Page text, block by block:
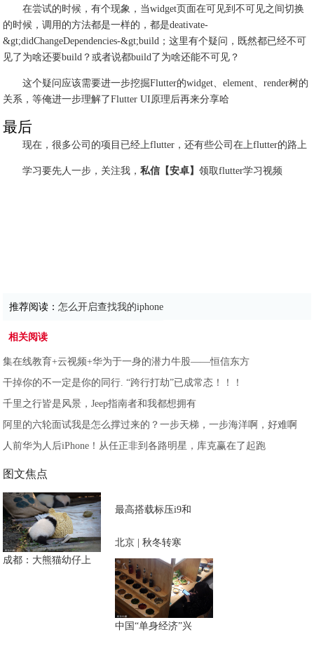
在尝试的时候，有个现象，当widget页面在可见到不可见之间切换
的时候，调用的方法都是一样的，都是deativate-
&gt;didChangeDependencies-&gt;build；这里有个疑问，既然都已经不可
见了为啥还要build？或者说都build了为啥还能不可见？
这个疑问应该需要进一步挖掘Flutter的widget、element、render树的
关系，等俺进一步理解了Flutter UI原理后再来分享哈
最后
现在，很多公司的项目已经上flutter，还有些公司在上flutter的路上
学习要先人一步，关注我，私信【安卓】领取flutter学习视频
推荐阅读：怎么开启查找我的iphone
相关阅读
集在线教育+云视频+华为于一身的潜力牛股——恒信东方
干掉你的不一定是你的同行. “跨行打劫”已成常态！！！
千里之行皆是风景，Jeep指南者和我都想拥有
阿里的六轮面试我是怎么撑过来的？一步天梯，一步海洋啊，好难啊
人前华为人后iPhone！从任正非到各路明星，库克赢在了起跑
图文焦点
成都：大熊猫幼仔上
最高搭载标压i9和
北京 | 秋冬转寒
中国“单身经济”兴